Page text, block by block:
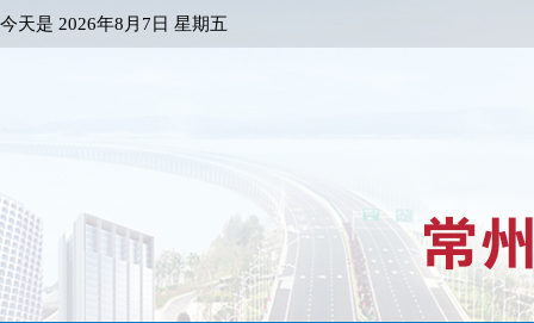
今天是 2026年8月7日 星期五